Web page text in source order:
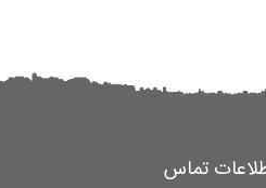
تماس